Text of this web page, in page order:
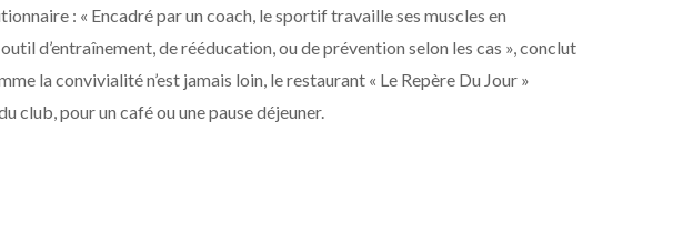
: « Encadré par un coach, le sportif travaille ses muscles en
d’entraînement, de rééducation, ou de prévention selon les cas », conclut
la convivialité n’est jamais loin, le restaurant « Le Repère Du Jour »
club, pour un café ou une pause déjeuner.